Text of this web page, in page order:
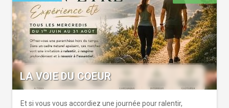
LA VOIE DU COEUR
Et si vous vous accordiez une journée pour ralentir,